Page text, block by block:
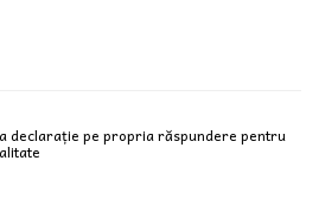
declarație pe propria răspundere pentru